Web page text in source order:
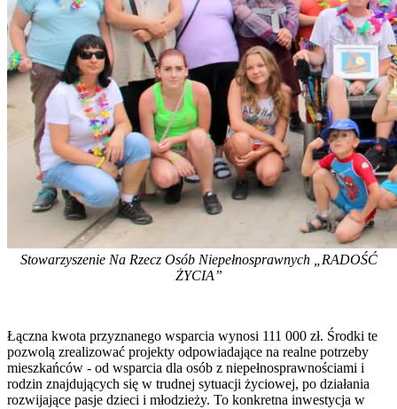
Stowarzyszenie Na Rzecz Osób Niepełnosprawnych „RADOŚĆ
ŻYCIA”
Łączna kwota przyznanego wsparcia wynosi 111 000 zł. Środki te
pozwolą zrealizować projekty odpowiadające na realne potrzeby
mieszkańców - od wsparcia dla osób z niepełnosprawnościami i
rodzin znajdujących się w trudnej sytuacji życiowej, po działania
rozwijające pasje dzieci i młodzieży. To konkretna inwestycja w